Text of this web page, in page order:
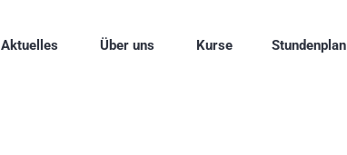
Aktuelles Über uns Kurse Stundenplan